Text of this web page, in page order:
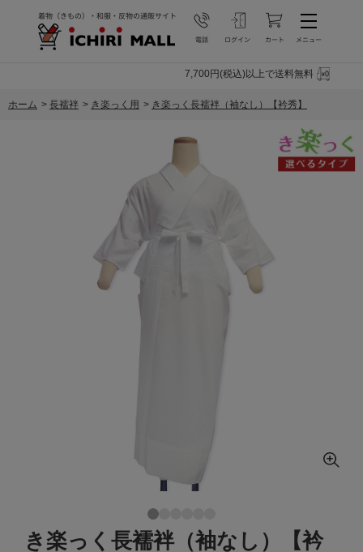
7,700円(税込)以上で送料無料
ホーム > 長襦袢 > き楽っく用 > き楽っく長襦袢（袖なし）【衿秀】
き楽っく長襦袢（袖なし）【衿